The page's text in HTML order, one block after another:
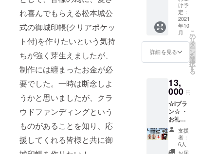
れ喜んでもらえる松本城公
式の御城印帳(クリアポケッ
ト付)を作りたいという気持
ちが強く芽生えましたが、
制作には纏まったお金が必
要でした。一時は断念しよ
うかと思いましたが、クラ
ウドファンディングという
ものがあることを知り、応
援してくれる皆様と共に御
お知ら
せ下さ
い。
しま
す。 ※
缶バッ
チサイ
(38mm)
※御城印
付タイ
プ。サ
イズ(横
12.4cm
×縦
18.3cm
) ※登久
姫御朱
印帳の
内側は
※リター
ンを郵
送(レ
ター
パック)
にてお
送り致
しま
す。 ※
帳はク
リアポ
ケット
付タイ
プ。サ
イズ(横
12.4cm
18.3cm
) ＊備考
け予
定：
2021
年10
月
詳細を見る
こ
の
リ
タ
ー
ン
を
選
択
す
る
13,
000 円
☆Iプラ
ン☆ ・
お礼の
御手紙
・御城
印帳2冊
・松本
支援
者：
6人
お届